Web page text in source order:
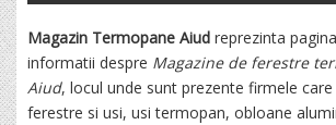
Magazin Termopane Aiud reprezinta
informatii despre Magazine de ferestre
Aiud, locul unde sunt prezente firmele
ferestre si usi, usi termopan, obloane